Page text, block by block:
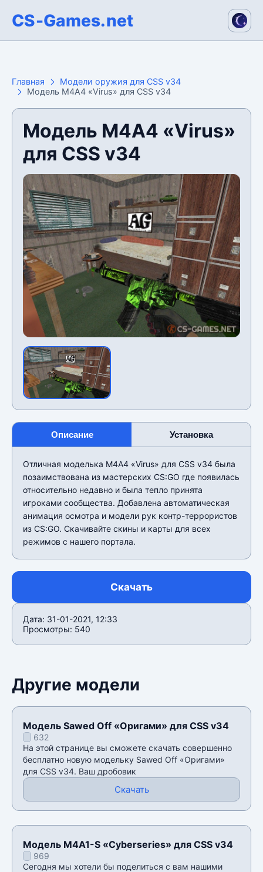
CS-Games.net
Главная
Модели оружия для CSS v34
Модель М4А4 «Virus» для CSS v34
Модель М4А4 «Virus»
для CSS v34
Описание Установка
Отличная моделька М4А4 «Virus» для CSS v34 была
позаимствована из мастерских CS:GO где появилась
относительно недавно и была тепло принята
игроками сообщества. Добавлена автоматическая
анимация осмотра и модели рук контр-террористов
из CS:GO. Скачивайте скины и карты для всех
режимов с нашего портала.
Скачать
Дата: 31-01-2021, 12:33
Просмотры: 540
Другие модели
Модель Sawed Off «Оригами» для CSS v34
632
На этой странице вы сможете скачать совершенно
бесплатно новую модельку Sawed Off «Оригами»
для CSS v34. Ваш дробовик
Скачать
Модель M4A1-S «Cyberseries» для CSS v34
969
Сегодня мы хотели бы поделиться с вам нашими